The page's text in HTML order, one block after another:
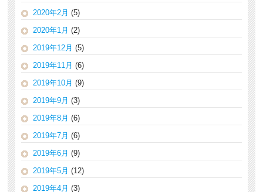
2020年2月 (5)
2020年1月 (2)
2019年12月 (5)
2019年11月 (6)
2019年10月 (9)
2019年9月 (3)
2019年8月 (6)
2019年7月 (6)
2019年6月 (9)
2019年5月 (12)
2019年4月 (3)